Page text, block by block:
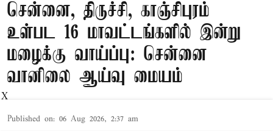
சென்னை, திருச்சி, காஞ்சிபுரம்
உள்பட 16 மாவட்டங்களில் இன்று
மழைக்கு வாய்ப்பு: சென்னை
வானிலை ஆய்வு மையம்
Published on: 06 Aug 2026, 2:37 am
X